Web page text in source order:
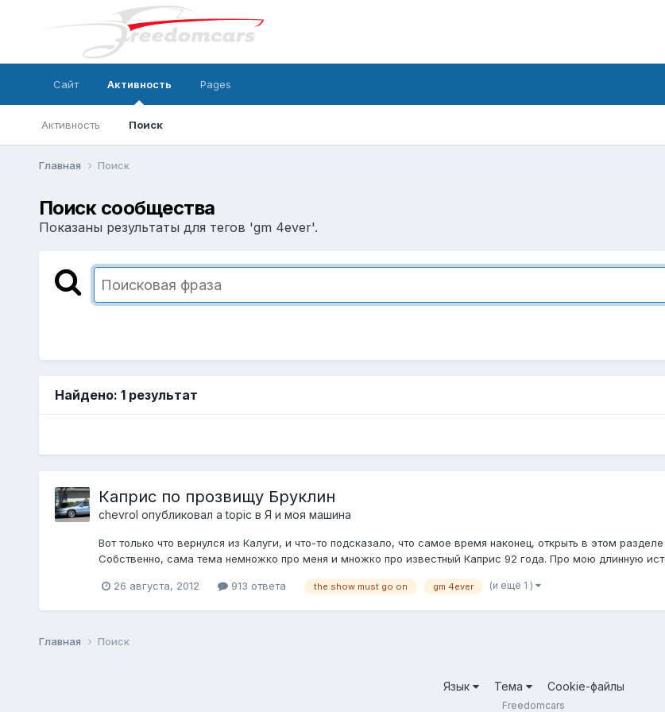
Сайт Активность
Активность Поиск
Pages
Главная Поиск
Поиск сообщества
Показаны результаты для тегов 'gm 4ever'.
Найдено: 1 результат
Каприс по прозвищу Бруклин
chevrol опубликовал a topic в Я и моя машина
Вот только что вернулся из Калуги, и что-то подсказало, что самое время наконец, открыть в этом
Собственно, сама тема немножко про меня и множко про известный Каприс 92 года. Про мою длинную
26 августа, 2012 913 ответа the show must go on gm 4ever (и ещё 1 )
Главная Поиск
Язык Тема Cookie-файлы
Freedomcars